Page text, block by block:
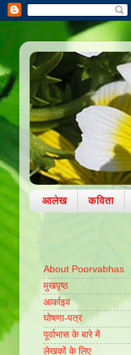
आलेख कविता
About Poorvabhas
मुखपृष्ठ
आर्काइव
घोषणा-पत्र
पूर्वाभास के बारे में
लेखकों के लिए